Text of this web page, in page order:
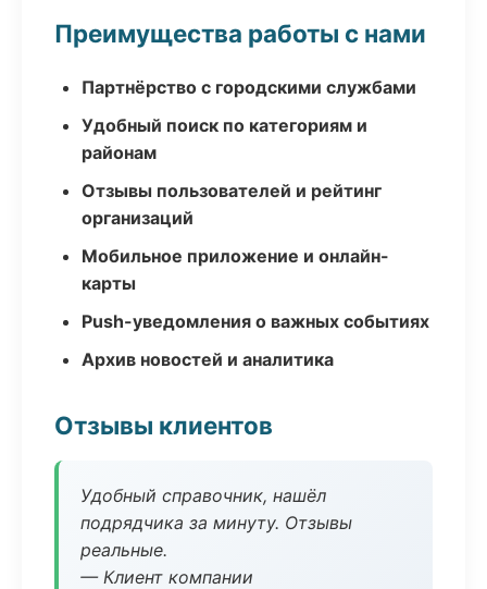
Преимущества работы с нами
Партнёрство с городскими службами
Удобный поиск по категориям и
районам
Отзывы пользователей и рейтинг
организаций
Мобильное приложение и онлайн-
карты
Push-уведомления о важных событиях
Архив новостей и аналитика
Отзывы клиентов
Удобный справочник, нашёл
подрядчика за минуту. Отзывы
реальные.
— Клиент компании